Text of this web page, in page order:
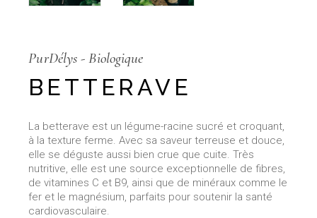
PurDélys - Biologique
BETTERAVE
La betterave est un légume-racine sucré et croquant,
à la texture ferme. Avec sa saveur terreuse et douce,
elle se déguste aussi bien crue que cuite. Très
nutritive, elle est une source exceptionnelle de fibres,
de vitamines C et B9, ainsi que de minéraux comme le
fer et le magnésium, parfaits pour soutenir la santé
cardiovasculaire.